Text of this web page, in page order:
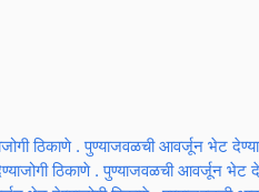
ठिकाणे . पुण्याजवळची आवर्जून भेट
ठिकाणे . पुण्याजवळची आवर्जून भेट